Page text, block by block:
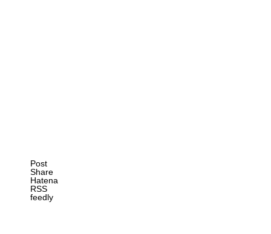
Post
Share
Hatena
RSS
feedly